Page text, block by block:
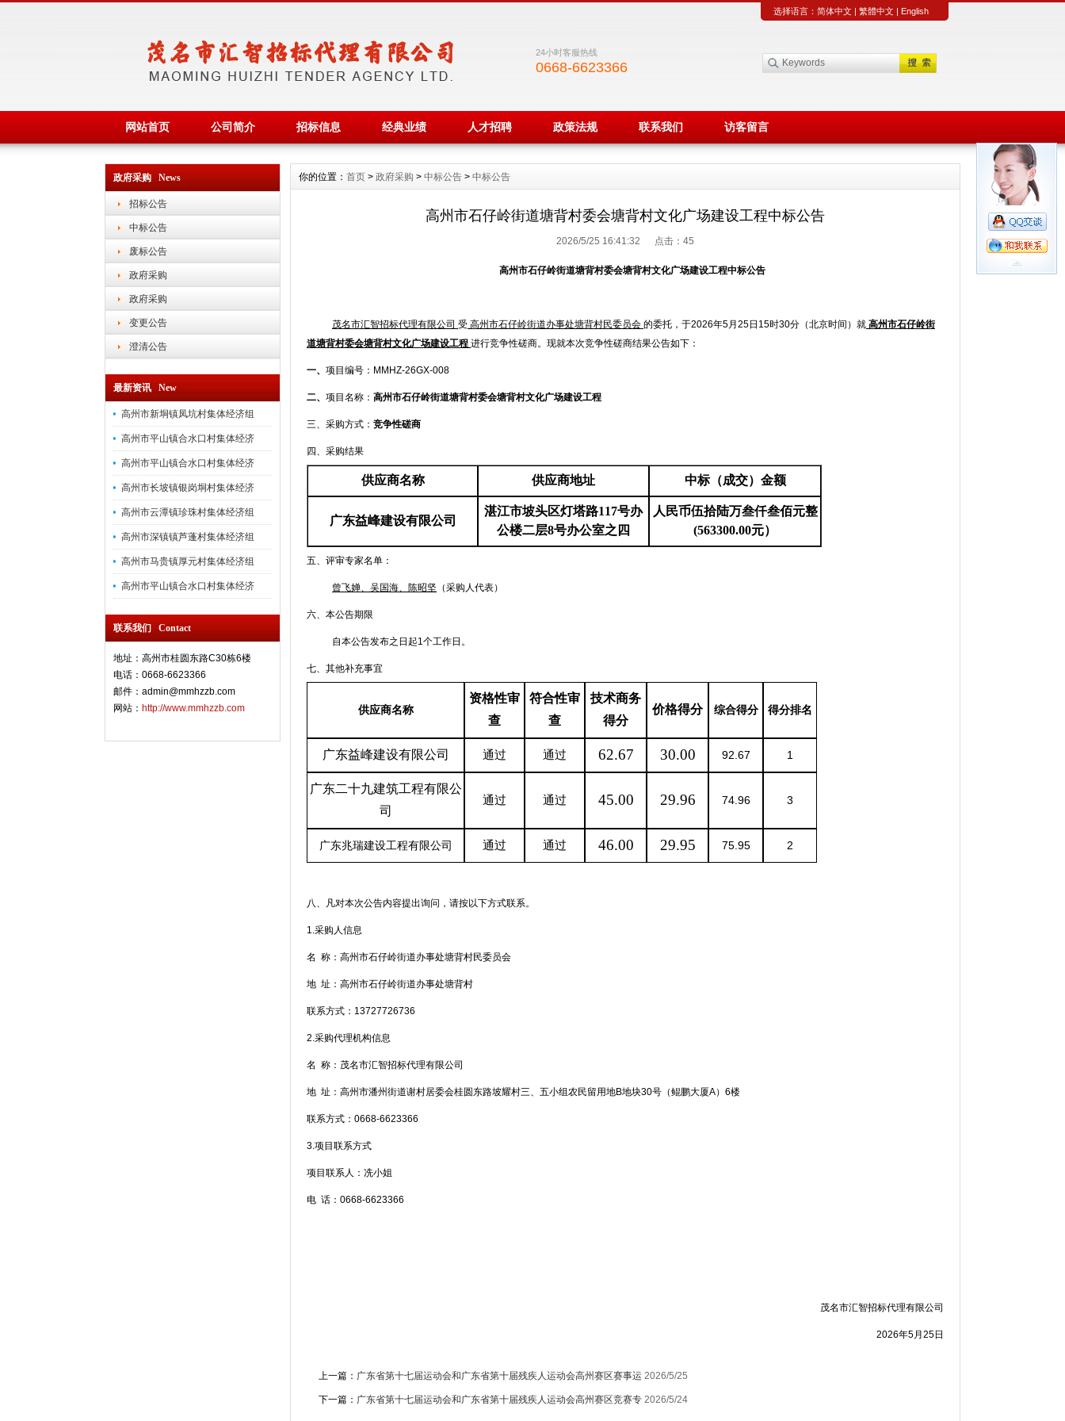
选择语言： 简体中文| 繁體中文| English
24小时客服热线
0668-6623366
网站首页 公司简介 招标信息 经典业绩 人才招聘 政策法规 联系我们 访客留言
政府采购 News
招标公告
中标公告
废标公告
政府采购
政府采购
变更公告
澄清公告
最新资讯 New
高州市新垌镇凤坑村集体经济组
高州市平山镇合水口村集体经济
高州市平山镇合水口村集体经济
高州市长坡镇银岗垌村集体经济
高州市云潭镇珍珠村集体经济组
高州市深镇镇芦蓬村集体经济组
高州市马贵镇厚元村集体经济组
高州市平山镇合水口村集体经济
联系我们 Contact
地址：高州市桂圆东路C30栋6楼
电话：0668-6623366
邮件：admin@mmhzzb.com
网站： http://www.mmhzzb.com
你的位置： 首页 > 政府采购 > 中标公告 > 中标公告
高州市石仔岭街道塘背村委会塘背村文化广场建设工程中标公告
2026/5/25 16:41:32 点击： 45
高州市石仔岭街道塘背村委会塘背村文化广场建设工程中标公告
茂名市汇智招标代理有限公司 受 高州市石仔岭街道办事处塘背村民委员会 的委托，于2026年5月25日15时30分（北京时间）就 高州市石仔岭街
道塘背村委会塘背村文化广场建设工程 进行竞争性磋商。现就本次竞争性磋商结果公告如下：
一、 项目编号：MMHZ-26GX-008
二、 项目名称： 高州市石仔岭街道塘背村委会塘背村文化广场建设工程
三、采购方式： 竞争性磋商
四、采购结果
供应商名称 供应商地址 中标（成交）金额
广东益峰建设有限公司
湛江市坡头区灯塔路117号办
公楼二层8号办公室之四
人民币伍拾陆万叁仟叁佰元整
(563300.00元）
五、评审专家名单：
曾飞婵、 吴国海、陈昭坚 （采购人代表）
六、本公告期限
自本公告发布之日起1个工作日。
七、其他补充事宜
供应商名称
资格性审
查
符合性审
查
技术商务
得分
价格得分 综合得分 得分排名
广东益峰建设有限公司 通过 通过 62.67 30.00 92.67 1
广东二十九建筑工程有限公
司
通过 通过 45.00 29.96 74.96 3
广东兆瑞建设工程有限公司 通过 通过 46.00 29.95 75.95 2
八、凡对本次公告内容提出询问，请按以下方式联系。
1.采购人信息
名 称： 高州市石仔岭街道办事处塘背村民委员会
地 址： 高州市石仔岭街道办事处塘背村
联系方式：13727726736
2.采购代理机构信息
名 称： 茂名市汇智招标代理有限公司
地 址： 高州市潘州街道谢村居委会桂圆东路坡耀村三、五小组农民留用地B地块30号（鲲鹏大厦A）6楼
联系方式：0668-6623366
3.项目联系方式
项目联系人：冼小姐
电 话： 0668-6623366
茂名市汇智招标代理有限公司
2026年5月25日
上一篇： 广东省第十七届运动会和广东省第十届残疾人运动会高州赛区赛事运 2026/5/25
下一篇： 广东省第十七届运动会和广东省第十届残疾人运动会高州赛区竞赛专 2026/5/24